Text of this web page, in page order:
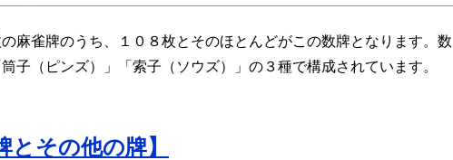
麻雀牌のうち、１０８枚とそのほとんどがこの数牌となります。数
子（ピンズ）」「索子（ソウズ）」の３種で構成されています。
とその他の牌】